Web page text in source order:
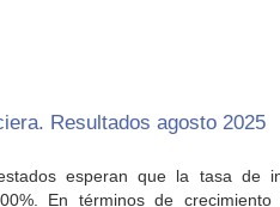
Resultados agosto 2025
esperan que la tasa de
En términos de crecimiento